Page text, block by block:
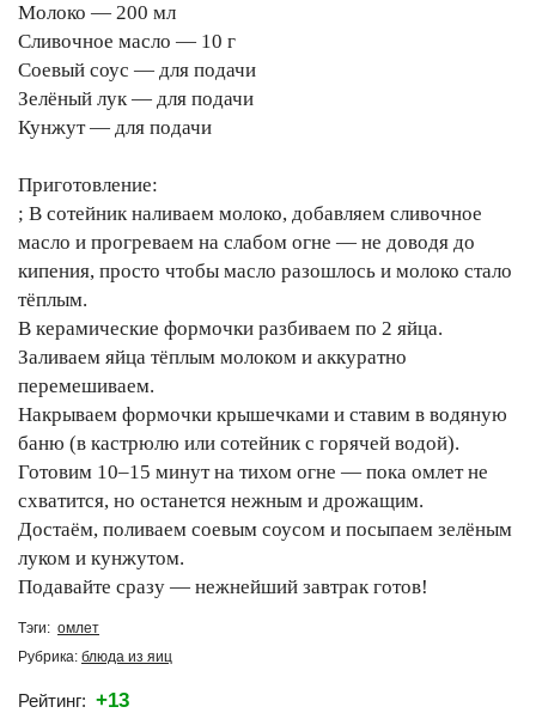
Молоко — 200 мл
Сливочное масло — 10 г
Соевый соус — для подачи
Зелёный лук — для подачи
Кунжут — для подачи
Приготовление:
; В сотейник наливаем молоко, добавляем сливочное
масло и прогреваем на слабом огне — не доводя до
кипения, просто чтобы масло разошлось и молоко стало
тёплым.
В керамические формочки разбиваем по 2 яйца.
Заливаем яйца тёплым молоком и аккуратно
перемешиваем.
Накрываем формочки крышечками и ставим в водяную
баню (в кастрюлю или сотейник с горячей водой).
Готовим 10–15 минут на тихом огне — пока омлет не
схватится, но останется нежным и дрожащим.
Достаём, поливаем соевым соусом и посыпаем зелёным
луком и кунжутом.
Подавайте сразу — нежнейший завтрак готов!
Тэги: омлет
Рубрика: блюда из яиц
Рейтинг: +13